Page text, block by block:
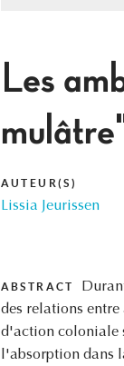
Les
AUTEUR(S)
Lissia Jeurissen
ABSTRACT
des relations entre
d'action coloniale
l'absorption dans